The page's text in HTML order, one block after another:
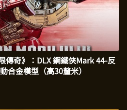
傳奇》：DLX 鋼鐵俠Mark 44-反
合金模型（高30釐米）